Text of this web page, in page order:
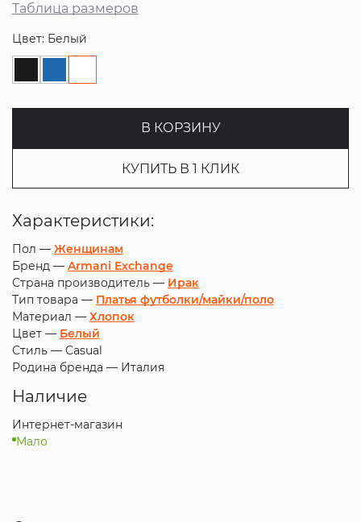
Таблица размеров
Цвет: Белый
В КОРЗИНУ
КУПИТЬ В 1 КЛИК
Характеристики:
Пол — Женщинам
Бренд — Armani Exchange
Страна производитель — Ирак
Тип товара — Платья футболки/майки/поло
Материал — Хлопок
Цвет — Белый
Стиль — Casual
Родина бренда — Италия
Наличие
Интернет-магазин
Мало